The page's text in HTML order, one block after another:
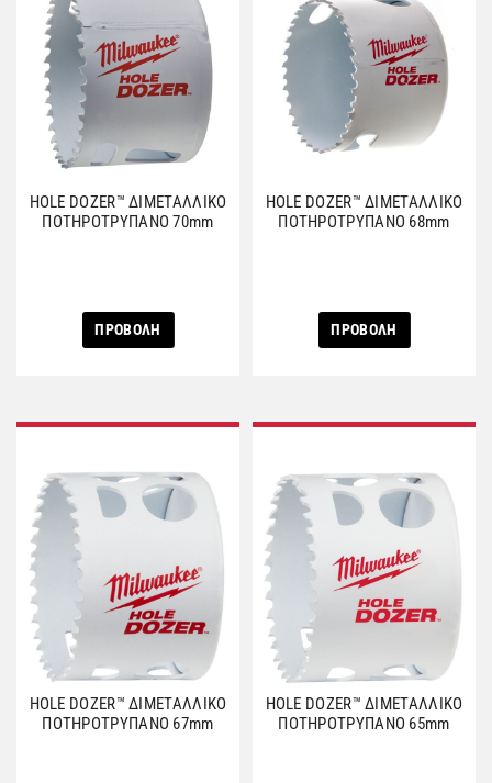
HOLE DOZER™ ΔΙΜΕΤΑΛΛΙΚΟ
ΠΟΤΗΡΟΤΡΥΠΑΝΟ 70mm
ΠΡΟΒΟΛΗ
HOLE DOZER™ ΔΙΜΕΤΑΛΛΙΚΟ
ΠΟΤΗΡΟΤΡΥΠΑΝΟ 68mm
ΠΡΟΒΟΛΗ
HOLE DOZER™ ΔΙΜΕΤΑΛΛΙΚΟ
ΠΟΤΗΡΟΤΡΥΠΑΝΟ 67mm
HOLE DOZER™ ΔΙΜΕΤΑΛΛΙΚΟ
ΠΟΤΗΡΟΤΡΥΠΑΝΟ 65mm